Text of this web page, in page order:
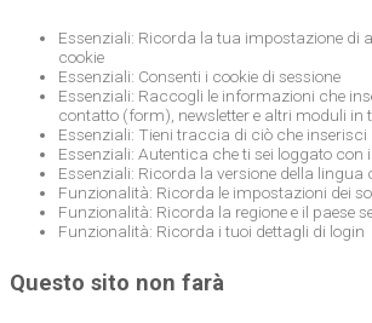
Essenziali: Ricorda la tua impostazione di
cookie
Essenziali: Consenti i cookie di sessione
Essenziali: Raccogli le informazioni che
contatto (form), newsletter e altri moduli in
Essenziali: Tieni traccia di ciò che inserisci
Essenziali: Autentica che ti sei loggato con
Essenziali: Ricorda la versione della lingua
Funzionalità: Ricorda le impostazioni dei
Funzionalità: Ricorda la regione e il paese
Funzionalità: Ricorda i tuoi dettagli di login
Questo sito non farà